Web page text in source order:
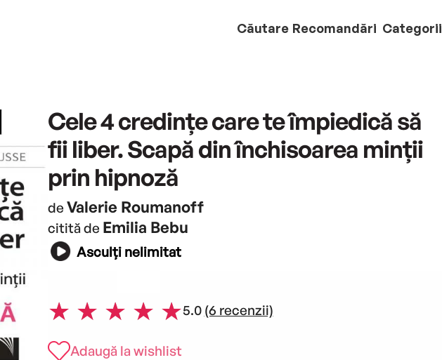
Căutare Recomandări Categorii
Cele 4 credințe care te împiedică să
fii liber. Scapă din închisoarea minții
prin hipnoză
de Valerie Roumanoff
citită de Emilia Bebu
Asculți nelimitat
5.0 (6 recenzii)
Adaugă la wishlist